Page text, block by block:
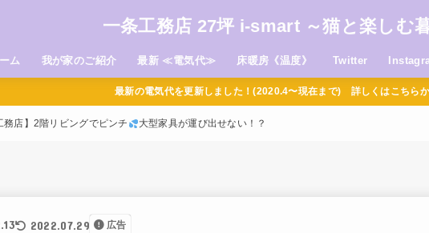
一条工務店 27坪 i-smart ～猫と楽しむ
ム 我が家のご紹介 最新 ≪電気代≫ 床暖房《温度》 Twitter
最新の電気代を更新しました！(2020.4〜現在まで) 詳しくはこちら
務店】2階リビングでピンチ 大型家具が運び出せない！？
2022.07.29 広告